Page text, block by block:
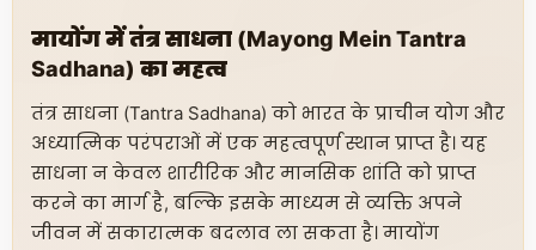
मायोंग में तंत्र साधना (Mayong Mein Tantra
Sadhana) का महत्व
तंत्र साधना (Tantra Sadhana) को भारत के प्राचीन योग और
अध्यात्मिक परंपराओं में एक महत्वपूर्ण स्थान प्राप्त है। यह
साधना न केवल शारीरिक और मानसिक शांति को प्राप्त
करने का मार्ग है, बल्कि इसके माध्यम से व्यक्ति अपने
जीवन में सकारात्मक बदलाव ला सकता है। मायोंग